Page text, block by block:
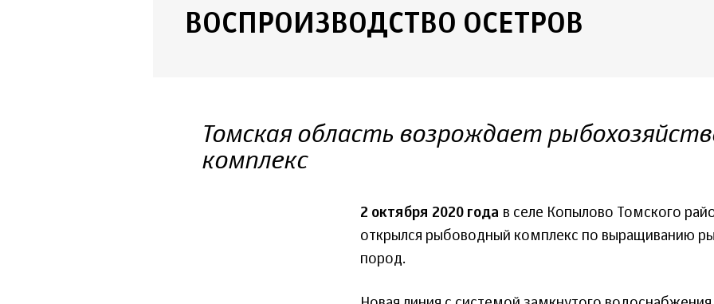
ВОСПРОИЗВОДСТВО ОСЕТРОВ
Томская область возрождает
комплекс
2 октября 2020 года в селе Копылово Томского
открылся рыбоводный комплекс по выращиванию
пород.